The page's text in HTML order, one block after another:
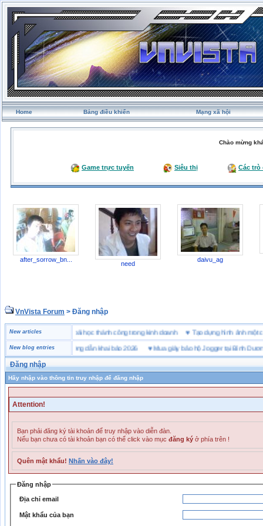
Home Bảng điều khiển Mạng xã hội
Chào mừng
Game trực tuyến Siêu thị Các trò
after_sorrow_bn...
need
daivu_ag
VnVista Forum > Đăng nhập
New articles
biệt” của Microsoft ♥4 bài học thành công trong kinh doanh♥Tạo dựng hình ảnh
New blog entries
hải quan là gì? Hướng dẫn khai báo 2026♥ Mua giày bảo hộ Jogger tại Bình Dương ở
Đăng nhập
Hãy nhập vào thông tin truy nhập để đăng nhập
Attention!
Bạn phải đăng ký tài khoản để truy nhập vào diễn đàn.
Nếu bạn chưa có tài khoản bạn có thể click vào mục đăng ký ở phía trên !
Quên mật khẩu! Nhấn vào đây!
Đăng nhập
Địa chỉ email
Mật khẩu của bạn